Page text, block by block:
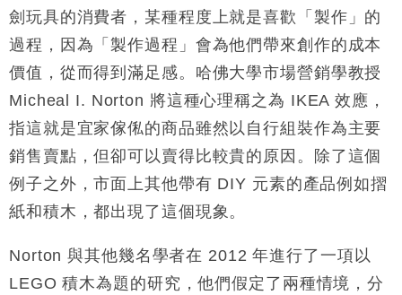
劍玩具的消費者，某種程度上就是喜歡「製作」的
過程，因為「製作過程」會為他們帶來創作的成本
價值，從而得到滿足感。哈佛大學市場營銷學教授
Micheal I. Norton 將這種心理稱之為 IKEA 效應，
指這就是宜家傢俬的商品雖然以自行組裝作為主要
銷售賣點，但卻可以賣得比較貴的原因。除了這個
例子之外，市面上其他帶有 DIY 元素的產品例如摺
紙和積木，都出現了這個現象。
Norton 與其他幾名學者在 2012 年進行了一項以
LEGO 積木為題的研究，他們假定了兩種情境，分